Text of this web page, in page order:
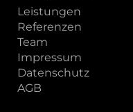
Leistungen
Referenzen
Team
Impressum
Datenschutz
AGB